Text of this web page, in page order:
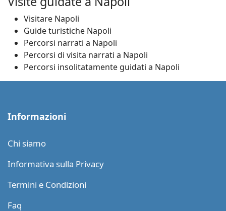
Visitare Napoli
Guide turistiche Napoli
Percorsi narrati a Napoli
Percorsi di visita narrati a Napoli
Percorsi insolitatamente guidati a Napoli
Informazioni
Chi siamo
Informativa sulla Privacy
Termini e Condizioni
Faq